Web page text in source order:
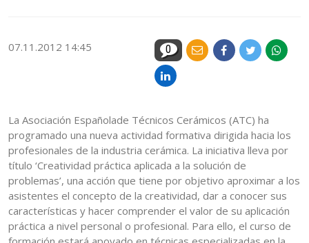
07.11.2012 14:45 0
La Asociación Españolade Técnicos Cerámicos (ATC) ha
programado una nueva actividad formativa dirigida hacia los
profesionales de la industria cerámica. La iniciativa lleva por
título ‘Creatividad práctica aplicada a la solución de
problemas’, una acción que tiene por objetivo aproximar a los
asistentes el concepto de la creatividad, dar a conocer sus
características y hacer comprender el valor de su aplicación
práctica a nivel personal o profesional. Para ello, el curso de